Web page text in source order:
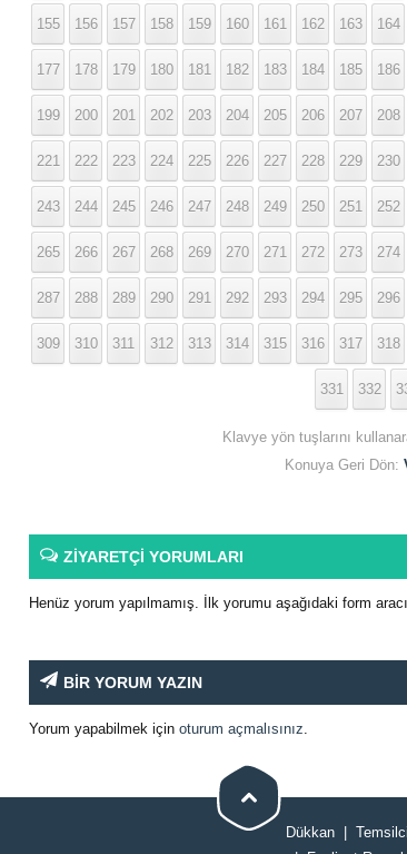
155 156 157 158 159 160 161 162 163 164
177 178 179 180 181 182 183 184 185 186
199 200 201 202 203 204 205 206 207 208
221 222 223 224 225 226 227 228 229 230
243 244 245 246 247 248 249 250 251 252
265 266 267 268 269 270 271 272 273 274
287 288 289 290 291 292 293 294 295 296
309 310 311 312 313 314 315 316 317 318
331 332
Klavye yön tuşlarını
Konuya Geri Dön:
ZİYARETÇİ YORUMLARI
Henüz yorum yapılmamış. İlk yorumu aşağıdaki form
BİR YORUM YAZIN
Yorum yapabilmek için oturum açmalısınız.
Dükkan